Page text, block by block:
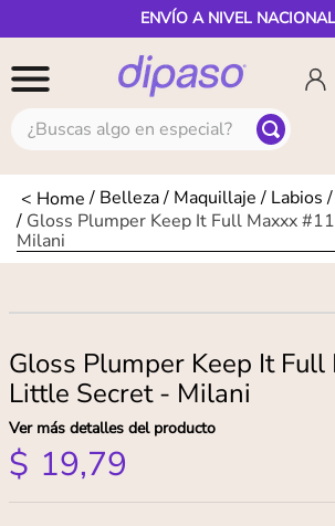
ENVÍO A NIVEL
¿Buscas algo en especial?
Belleza Maquillaje Labios
Gloss Plumper Keep It Full Maxxx
Milani
Gloss Plumper Keep It
Little Secret - Milani
Ver más detalles del producto
$ 19,79